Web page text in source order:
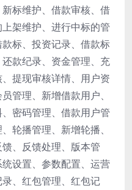
标维护、借款审核、借
架维护、进行中标的管
标、投资记录、借款标
款纪录、资金管理、充
提现审核详情、用户资
管理、新增借款用户、
密码管理、借款用户管
轮播管理、新增轮播、
、反馈处理、版本管
设置、参数配置、运营
、红包管理、红包记